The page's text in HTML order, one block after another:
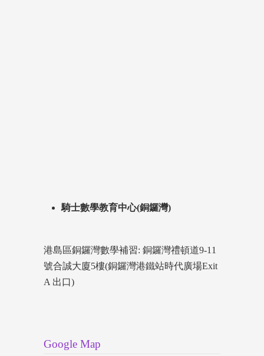
騎士數學教育中心(銅鑼灣)
港島區銅鑼灣數學補習: 銅鑼灣禮頓道9-11
號合誠大廈5樓(銅鑼灣港鐵站時代廣場Exit
A 出口)
Google Map